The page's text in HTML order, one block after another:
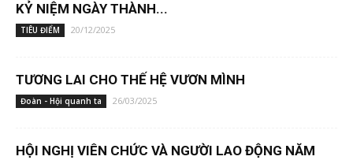
KỶ NIỆM NGÀY THÀNH...
TIÊU ĐIỂM 20/12/2025
TƯƠNG LAI CHO THẾ HỆ VƯƠN MÌNH
Đoàn - Hội quanh ta 26/03/2025
HỘI NGHỊ VIÊN CHỨC VÀ NGƯỜI LAO ĐỘNG NĂM